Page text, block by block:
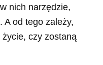
nich narzędzie,
A od tego zależy,
czy zostaną